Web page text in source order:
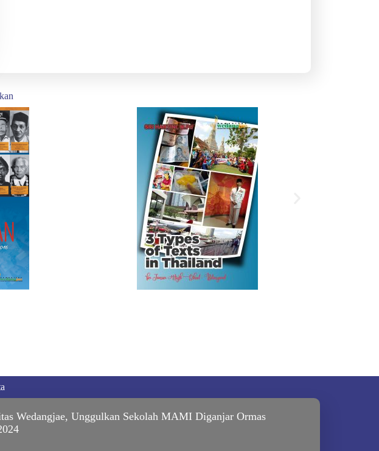
Wedangjae, Unggulkan Sekolah MAMI Diganjar Ormas